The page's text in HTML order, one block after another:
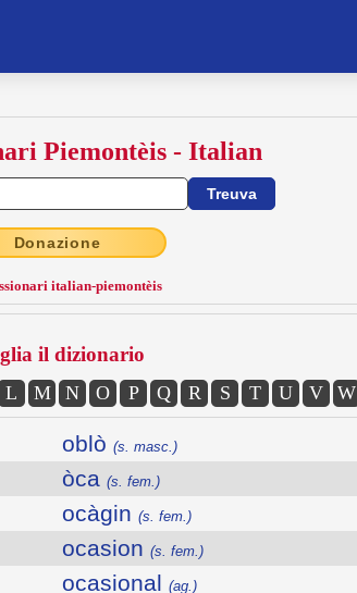
Piemontèis - Italian
Donazione
italian-piemontèis
il dizionario
L M N O P Q R S T U V W
oblò (s. masc.)
òca (s. fem.)
ocàgin (s. fem.)
ocasion (s. fem.)
ocasional (ag.)